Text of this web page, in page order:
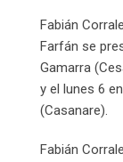
Fabián
Farfán se
Gamarra
y el lunes 6
(Casanare).
Fabián